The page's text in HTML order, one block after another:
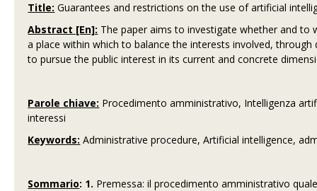
Title: Guarantees and restrictions on the use of artificial
Abstract [En]: The paper aims to investigate whether and to
a place within which to balance the interests involved,
to pursue the public interest in its current and concrete
Parole chiave: Procedimento amministrativo, Intelligenza
interessi
Keywords: Administrative procedure, Artificial intelligence,
Sommario: 1. Premessa: il procedimento amministrativo